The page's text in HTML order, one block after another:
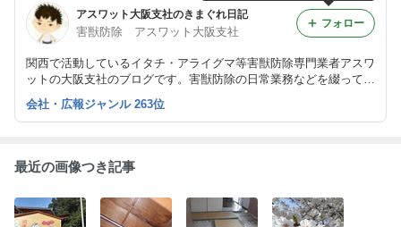
アスワット大阪支社のきまぐれ日記
害獣防除 アスワット大阪支社
関西で活動しているイタチ・アライグマ等害獣防除専門業者アスワ
ットの大阪支社のブログです。害獣防除の日常業務などを綴ってお
ります！
フォロー
会社・広報ジャンル 263位
最近の画像つき記事